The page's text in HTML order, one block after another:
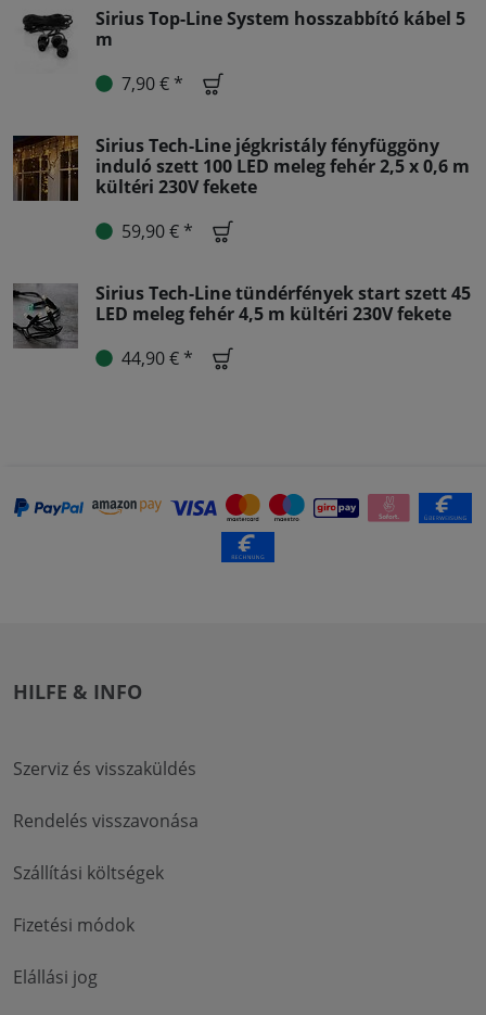
Sirius Top-Line System hosszabbító kábel 5
m
7,90 € *
Sirius Tech-Line jégkristály fényfüggöny
induló szett 100 LED meleg fehér 2,5 x 0,6 m
kültéri 230V fekete
59,90 € *
Sirius Tech-Line tündérfények start szett 45
LED meleg fehér 4,5 m kültéri 230V fekete
44,90 € *
HILFE & INFO
Szerviz és visszaküldés
Rendelés visszavonása
Szállítási költségek
Fizetési módok
Elállási jog